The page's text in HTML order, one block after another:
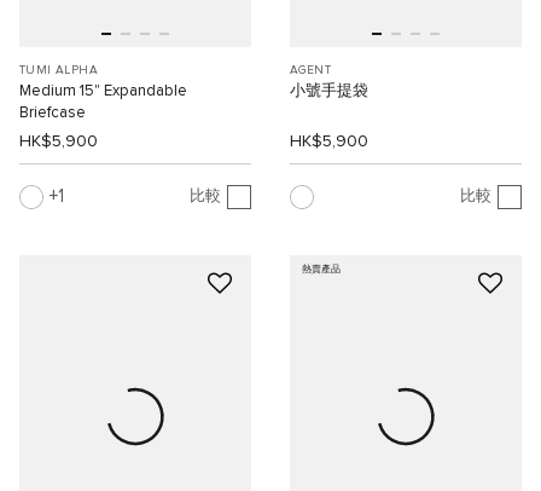
TUMI ALPHA
Medium 15" Expandable
Briefcase
HK$5,900
1 比較
AGENT
小號手提袋
HK$5,900
比較
熱賣產品